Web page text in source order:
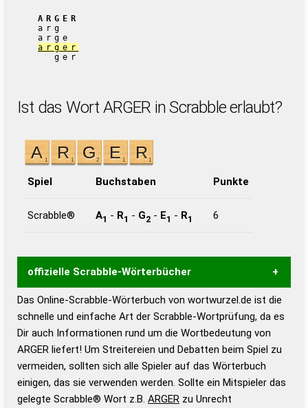
ARGER
arg
arge
arger
ger
Ist das Wort ARGER in Scrabble erlaubt?
Spiel Buchstaben Punkte
Scrabble® A1 - R1 - G2 - E1 - R1 6
offizielle Scrabble-Wörterbücher
Wortwurzel liefert mit Hilfe eines semantischen
Wortanalyse-Algorithmus gute Anhaltspunkte zu
Wortbedeutung, Worttrennung und Wortform, um die
Gültigkeit eines Wortes für das Scrabble-Spiel zu
bestimmen!
zugelassene Turnier Scrabble-
Wörterbücher sind:
Das Online-Scrabble-Wörterbuch von wortwurzel.de ist die
schnelle und einfache Art der Scrabble-Wortprüfung, da es
Dir auch Informationen rund um die Wortbedeutung von
ARGER liefert! Um Streitereien und Debatten beim Spiel zu
vermeiden, sollten sich alle Spieler auf das Wörterbuch
einigen, das sie verwenden werden. Sollte ein Mitspieler das
gelegte Scrabble® Wort z.B. ARGER zu Unrecht